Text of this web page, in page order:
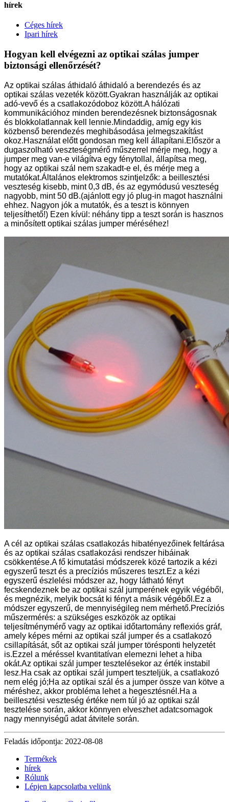
hírek
Céges hírek
Ipari hírek
Hogyan kell elvégezni az optikai szálas jumper
biztonsági ellenőrzését?
Az optikai szálas áthidaló áthidaló a berendezés és az
optikai szálas vezeték között.Gyakran használják az optikai
adó-vevő és a csatlakozódoboz között.A hálózati
kommunikációhoz minden berendezésnek biztonságosnak
és blokkolatlannak kell lennie.Mindaddig, amíg egy kis
közbenső berendezés meghibásodása jelmegszakítást
okoz.Használat előtt gondosan meg kell állapítani.Először a
dugaszolható veszteségmérő műszerrel mérje meg, hogy a
jumper meg van-e világítva egy fénytollal, állapítsa meg,
hogy az optikai szál nem szakadt-e el, és mérje meg a
mutatókat.Általános elektromos szintjelzők: a beillesztési
veszteség kisebb, mint 0,3 dB, és az egymódusú veszteség
nagyobb, mint 50 dB.(ajánlott egy jó plug-in magot használni
ehhez. Nagyon jók a mutatók, és a teszt is könnyen
teljesíthető!) Ezen kívül: néhány tipp a teszt során is hasznos
a minősített optikai szálas jumper méréséhez!
A cél az optikai szálas csatlakozás hibatényezőinek feltárása
és az optikai szálas csatlakozási rendszer hibáinak
csökkentése.A fő kimutatási módszerek közé tartozik a kézi
egyszerű teszt és a precíziós műszeres teszt.Ez a kézi
egyszerű észlelési módszer az, hogy látható fényt
fecskendeznek be az optikai szál jumperének egyik végéből,
és megnézik, melyik bocsát ki fényt a másik végéből.Ez a
módszer egyszerű, de mennyiségileg nem mérhető.Precíziós
műszermérés: a szükséges eszközök az optikai
teljesítménymérő vagy az optikai időtartomány reflexiós gráf,
amely képes mérni az optikai szál jumper és a csatlakozó
csillapítását, sőt az optikai szál jumper törésponti helyzetét
is.Ezzel a méréssel kvantitatívan elemezni lehet a hiba
okát.Az optikai szál jumper tesztelésekor az érték instabil
lesz.Ha csak az optikai szál jumpert teszteljük, a csatlakozó
nem elég jó;Ha az optikai szál és a jumper össze van kötve a
méréshez, akkor probléma lehet a hegesztésnél.Ha a
beillesztési veszteség értéke nem túl jó az optikai szál
tesztelése során, akkor könnyen elveszhet adatcsomagok
nagy mennyiségű adat átvitele során.
Feladás időpontja: 2022-08-08
Termékek
hírek
Rólunk
Lépjen kapcsolatba velünk